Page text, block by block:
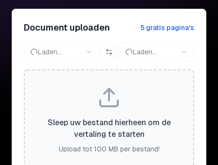
Document uploaden 5 gratis pagina's
Laden... Laden...
Sleep uw bestand hierheen om de
vertaling te starten
Upload tot 100 MB per bestand!